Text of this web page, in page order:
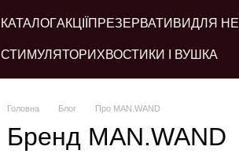
КАТАЛОГАКЦІЇ ПРЕЗЕРВАТИВИДЛЯ НЕЇ
СТИМУЛЯТОРИ ХВОСТИКИ І ВУШКА
Головна Блог Про MAN.WAND
Бренд MAN.WAND